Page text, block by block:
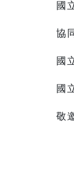
國
協
國
國
敬